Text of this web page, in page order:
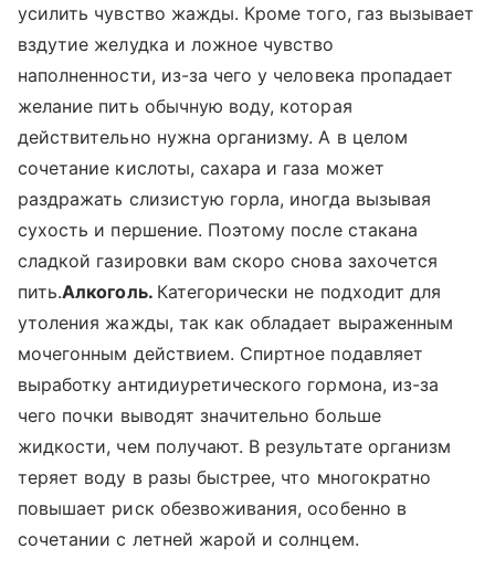
усилить чувство жажды. Кроме того, газ вызывает
вздутие желудка и ложное чувство
наполненности, из-за чего у человека пропадает
желание пить обычную воду, которая
действительно нужна организму. А в целом
сочетание кислоты, сахара и газа может
раздражать слизистую горла, иногда вызывая
сухость и першение. Поэтому после стакана
сладкой газировки вам скоро снова захочется
пить.Алкоголь. Категорически не подходит для
утоления жажды, так как обладает выраженным
мочегонным действием. Спиртное подавляет
выработку антидиуретического гормона, из-за
чего почки выводят значительно больше
жидкости, чем получают. В результате организм
теряет воду в разы быстрее, что многократно
повышает риск обезвоживания, особенно в
сочетании с летней жарой и солнцем.